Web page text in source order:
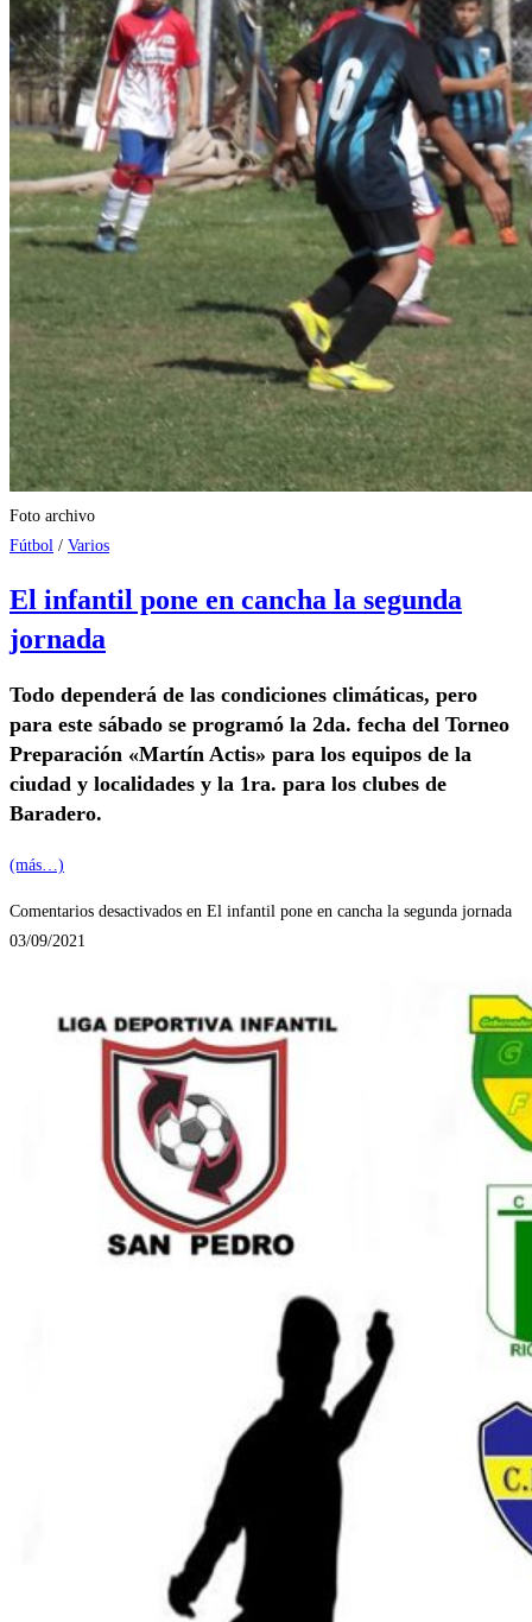
Foto archivo
Fútbol / Varios
El infantil pone en cancha la segunda
jornada
Todo dependerá de las condiciones climáticas, pero
para este sábado se programó la 2da. fecha del Torneo
Preparación «Martín Actis» para los equipos de la
ciudad y localidades y la 1ra. para los clubes de
Baradero.
(más…)
Comentarios desactivados en El infantil pone en cancha la segunda jornada
03/09/2021